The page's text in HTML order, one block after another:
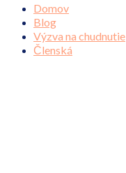
Domov
Blog
Výzva na chudnutie
Členská